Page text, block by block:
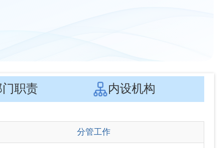
、意识形态、保密管理、平安建设等工作。分管机关
、机关纪委工作。
书记抓好党建、党风廉政建设；负责法规、安全生
信访、政务公开、政务服务、食品安全及质量强州领
组办公室、公平竞争审查和“双随机、一公开”监管